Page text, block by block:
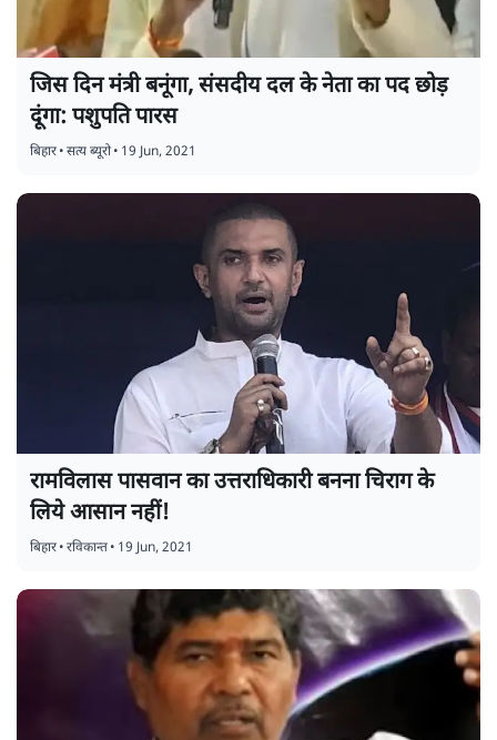
जिस दिन मंत्री बनूंगा, संसदीय दल के नेता का पद छोड़
दूंगा: पशुपति पारस
बिहार•सत्य ब्यूरो• 19 Jun, 2021
रामविलास पासवान का उत्तराधिकारी बनना चिराग के
लिये आसान नहीं!
बिहार•रविकान्त• 19 Jun, 2021